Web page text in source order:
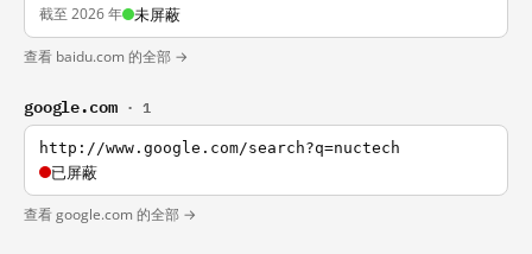
截至 2026 年 未屏蔽
查看 baidu.com 的全部 →
google.com · 1
http://www.google.com/search?q=nuctech
已屏蔽
查看 google.com 的全部 →